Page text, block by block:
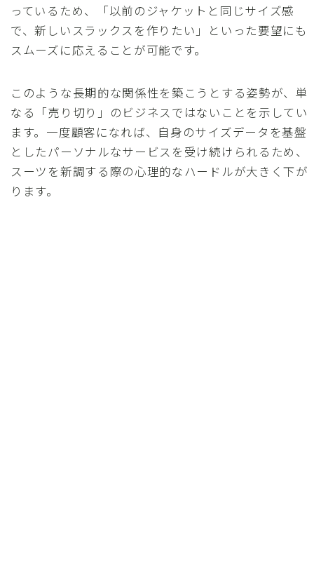
っているため、「以前のジャケットと同じサイズ感
で、新しいスラックスを作りたい」といった要望にも
スムーズに応えることが可能です。
このような長期的な関係性を築こうとする姿勢が、単
なる「売り切り」のビジネスではないことを示してい
ます。一度顧客になれば、自身のサイズデータを基盤
としたパーソナルなサービスを受け続けられるため、
スーツを新調する際の心理的なハードルが大きく下が
ります。